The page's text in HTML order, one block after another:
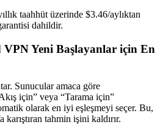
taahhüt üzerinde $3.46/aylıktan
dahildir.
Yeni Başlayanlar için En
Sunucular amaca göre
için” veya “Tarama için”
olarak en iyi eşleşmeyi seçer. Bu,
karıştıran tahmin işini kaldırır.